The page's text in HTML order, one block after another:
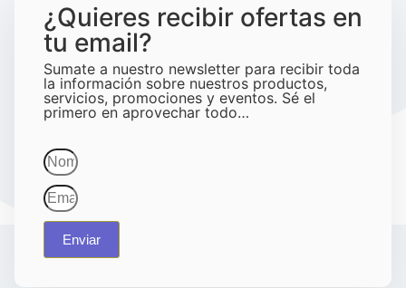
¿Quieres recibir ofertas en
tu email?
Sumate a nuestro newsletter para recibir toda
la información sobre nuestros productos,
servicios, promociones y eventos. Sé el
primero en aprovechar todo…
Enviar